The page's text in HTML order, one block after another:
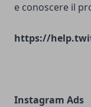
e conoscere il
https://
Instagram Ads